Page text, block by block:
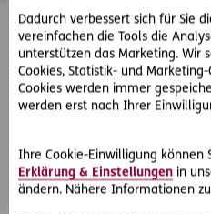
Dadurch verbessert sich für Sie
vereinfachen die Tools die
unterstützen das Marketing. Wir
Cookies, Statistik- und
Cookies werden immer
werden erst nach Ihrer
Ihre Cookie-Einwilligung können
Erklärung & Einstellungen in
ändern. Nähere Informationen
Pflichtfeld